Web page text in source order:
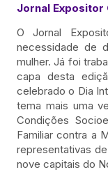
Jornal Expositor
O Jornal
necessidade de
mulher. Já foi
capa desta
celebrado o Dia
tema mais uma
Condições
Familiar contra a
representativas
nove capitais do